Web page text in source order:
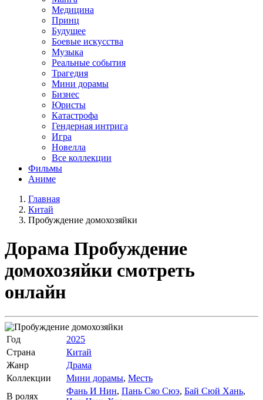
Медицина
Принц
Будущее
Боевые искусства
Музыка
Реальные события
Трагедия
Мини дорамы
Бизнес
Юристы
Катастрофа
Гендерная интрига
Игра
Новелла
Все коллекции
Фильмы
Аниме
Главная
Китай
Пробуждение домохозяйки
Дорама Пробуждение
домохозяйки смотреть
онлайн
Год
2025
Страна
Китай
Жанр
Драма
Коллекции
Мини дорамы, Месть
В ролях
Фань И Нин, Пань Сяо Сюэ, Бай Сюй Хань,